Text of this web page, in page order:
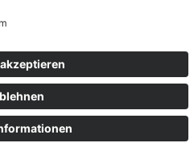
Decoration Nadein